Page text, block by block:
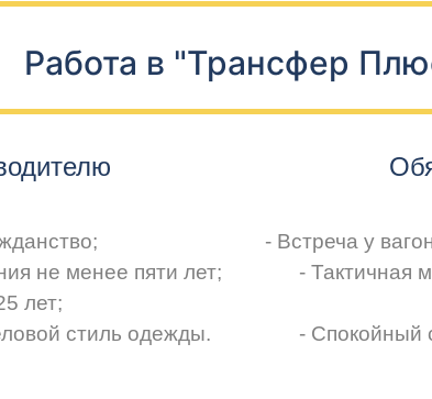
Работа в "Трансфер
не менее пяти лет;
лет;
стиль одежды.
- Встреча у
- Тактичная
- Спокойный